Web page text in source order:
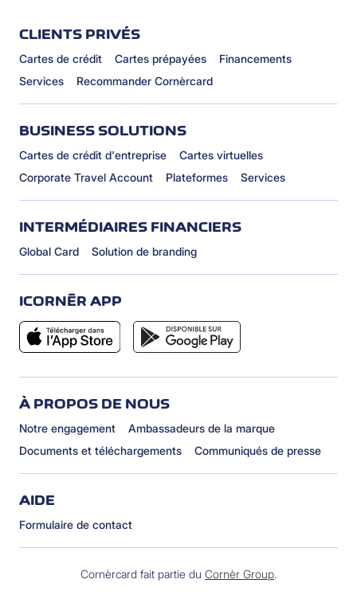
CLIENTS PRIVÉS
Cartes de crédit Cartes prépayées
Financements
Services
Recommander Cornèrcard
BUSINESS SOLUTIONS
Cartes de crédit d'entreprise
Cartes virtuelles
Corporate Travel Account
Plateformes Services
INTERMÉDIAIRES FINANCIERS
Global Card Solution de branding
ICORNÈR APP
À PROPOS DE NOUS
Notre engagement
Ambassadeurs de la marque
Documents et téléchargements
Communiqués de presse
AIDE
Formulaire de contact
Cornèrcard fait partie du Cornèr Group.